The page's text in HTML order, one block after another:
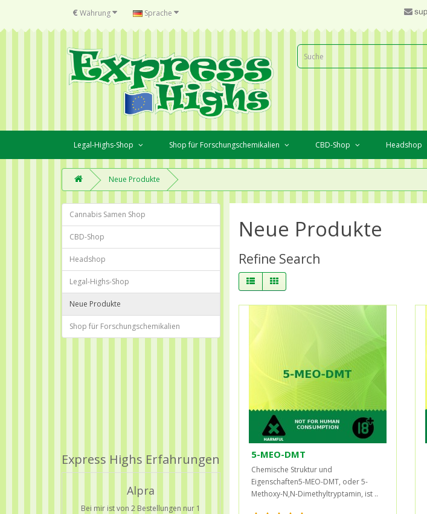
€ Währung Sprache
Legal-Highs-Shop Shop für Forschungschemikalien CBD-Shop Headshop
Neue Produkte
Cannabis Samen Shop
CBD-Shop
Headshop
Legal-Highs-Shop
Neue Produkte
Shop für Forschungschemikalien
Express Highs Erfahrungen
Alpra
Bei mir ist von 2 Bestellungen nur 1
Neue Produkte
Refine Search
5-MEO-DMT
Chemische Struktur und
Eigenschaften5-MEO-DMT, oder 5-
Methoxy-N,N-Dimethyltryptamin, ist ..